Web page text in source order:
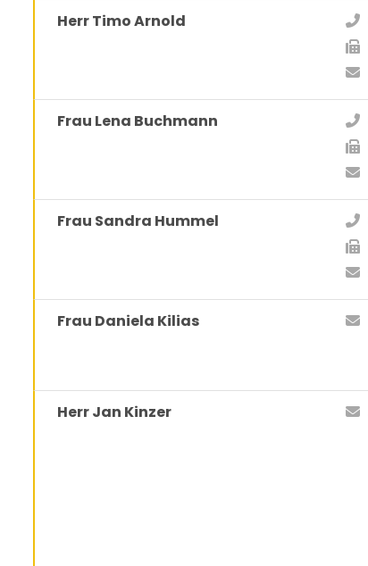
Herr Timo Arnold
Frau Lena Buchmann
Frau Sandra Hummel
Frau Daniela Kilias
Herr Jan Kinzer